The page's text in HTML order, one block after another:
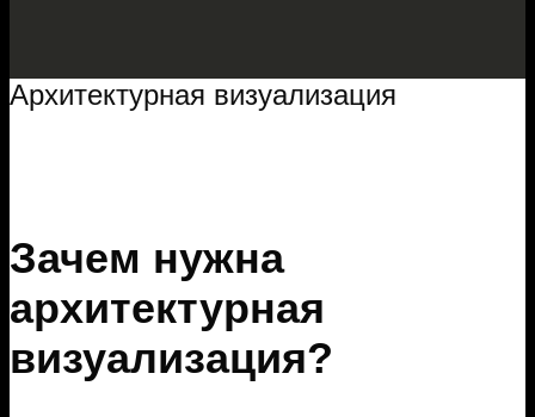
Архитектурная визуализация
Зачем нужна
архитектурная
визуализация?